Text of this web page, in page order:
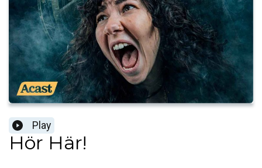
Play
Hör Här!